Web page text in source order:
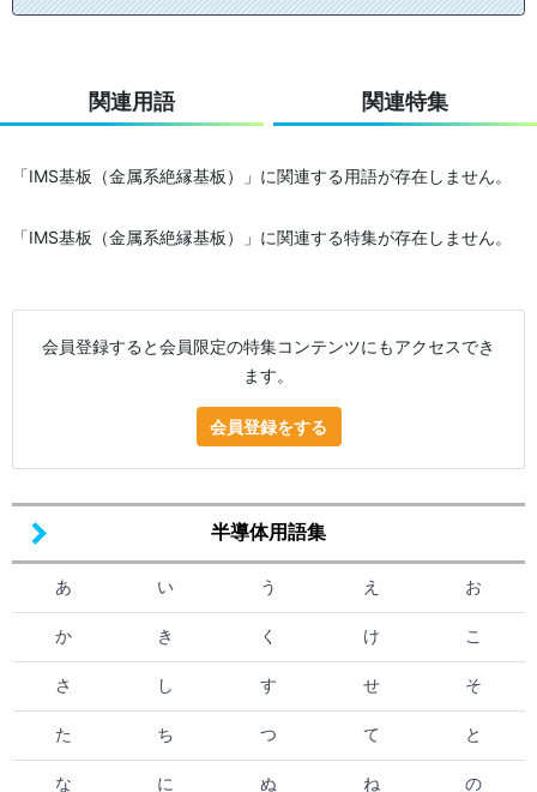
半導体用語集
あ い う え お
か き く け こ
さ し す せ そ
た ち つ て と
な に ぬ ね の
関連用語 関連特集
「IMS基板（金属系絶縁基板）」に関連する用語が存在しません。
「IMS基板（金属系絶縁基板）」に関連する特集が存在しません。
会員登録すると会員限定の特集コンテンツにもアクセスでき
ます。
会員登録をする